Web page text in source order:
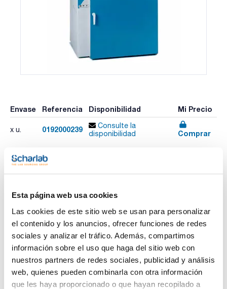
Esta página web usa cookies
Las cookies de este sitio web se usan para personalizar
el contenido y los anuncios, ofrecer funciones de redes
sociales y analizar el tráfico. Además, compartimos
información sobre el uso que haga del sitio web con
nuestros partners de redes sociales, publicidad y análisis
web, quienes pueden combinarla con otra información
que les haya proporcionado o que hayan recopilado a
Envase Referencia Disponibilidad Mi Precio
x u. 0192000239
Consulte la
disponibilidad
Comprar
Características
Rango temperatura (ºC) : 5 sobre ambiente a 80
Volumen (l) : 400
Dimensiones externas An x Al x Pr (mm) : 1140x1300x750
Peso (Kg) : 160
Puerta : 2
Pack (u.) : 1
Estufas de cultivo de gran tamaño con convección natural.
Para temperaturas regulables desde ambiente +5°C hasta
Ver más
Documentación técnica